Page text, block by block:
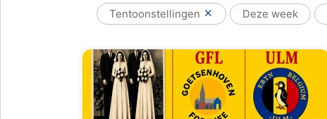
Tentoonstellingen Deze week